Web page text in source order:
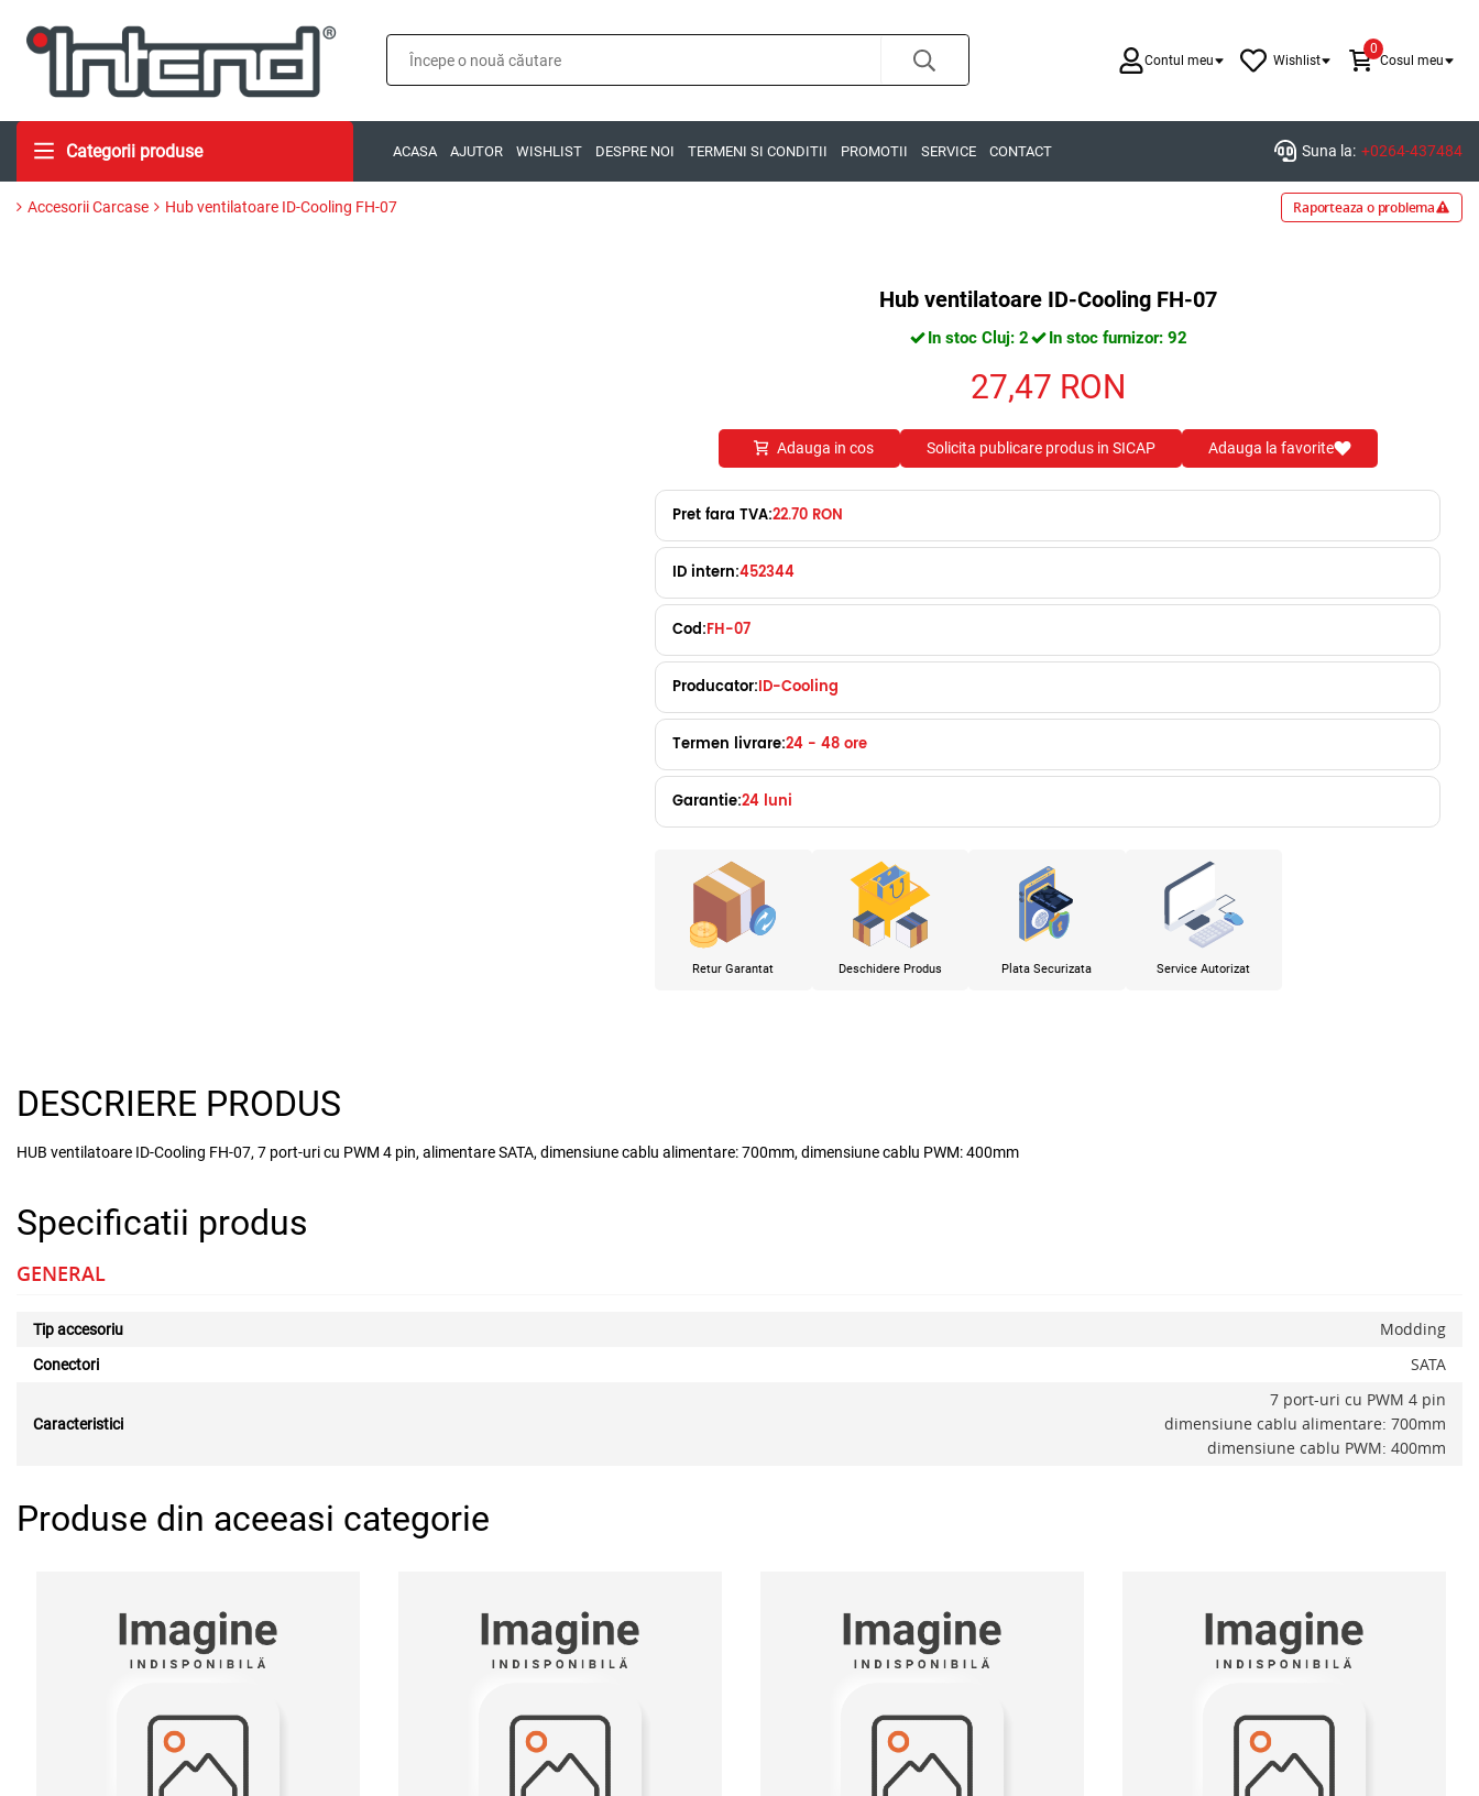
Contul meu Wishlist
0
Cosul meu
Categorii produse ACASA AJUTOR WISHLIST DESPRE NOI TERMENI SI CONDITII PROMOTII SERVICE CONTACT Suna la: +0264-437484
Accesorii Carcase Hub ventilatoare ID-Cooling FH-07 Raporteaza o problema
Hub ventilatoare ID-Cooling FH-07
In stoc Cluj: 2 In stoc furnizor: 92
27,47 RON
Adauga in cos Solicita publicare produs in SICAP Adauga la favorite
Pret fara TVA:22.70 RON
ID intern:452344
Cod:FH-07
Producator:ID-Cooling
Termen livrare:24 - 48 ore
Garantie:24 luni
Retur Garantat Deschidere Produs Plata Securizata Service Autorizat
DESCRIERE PRODUS
HUB ventilatoare ID-Cooling FH-07, 7 port-uri cu PWM 4 pin, alimentare SATA, dimensiune cablu alimentare: 700mm, dimensiune cablu PWM: 400mm
Specificatii produs
GENERAL
Tip accesoriu Modding
Conectori SATA
Caracteristici
7 port-uri cu PWM 4 pin
dimensiune cablu alimentare: 700mm
dimensiune cablu PWM: 400mm
Produse din aceeasi categorie